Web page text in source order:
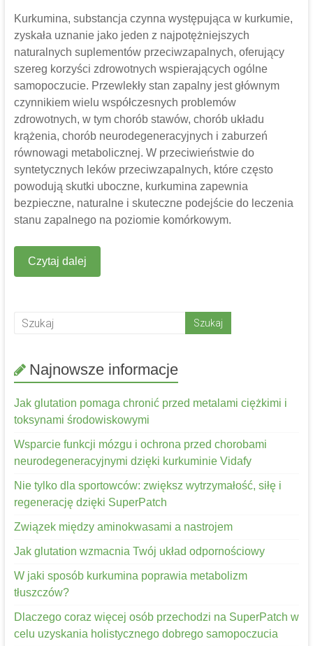
Kurkumina, substancja czynna występująca w kurkumie,
zyskała uznanie jako jeden z najpotężniejszych
naturalnych suplementów przeciwzapalnych, oferujący
szereg korzyści zdrowotnych wspierających ogólne
samopoczucie. Przewlekły stan zapalny jest głównym
czynnikiem wielu współczesnych problemów
zdrowotnych, w tym chorób stawów, chorób układu
krążenia, chorób neurodegeneracyjnych i zaburzeń
równowagi metabolicznej. W przeciwieństwie do
syntetycznych leków przeciwzapalnych, które często
powodują skutki uboczne, kurkumina zapewnia
bezpieczne, naturalne i skuteczne podejście do leczenia
stanu zapalnego na poziomie komórkowym.
Czytaj dalej
Najnowsze informacje
Jak glutation pomaga chronić przed metalami ciężkimi i
toksynami środowiskowymi
Wsparcie funkcji mózgu i ochrona przed chorobami
neurodegeneracyjnymi dzięki kurkuminie Vidafy
Nie tylko dla sportowców: zwiększ wytrzymałość, siłę i
regenerację dzięki SuperPatch
Związek między aminokwasami a nastrojem
Jak glutation wzmacnia Twój układ odpornościowy
W jaki sposób kurkumina poprawia metabolizm
tłuszczów?
Dlaczego coraz więcej osób przechodzi na SuperPatch w
celu uzyskania holistycznego dobrego samopoczucia